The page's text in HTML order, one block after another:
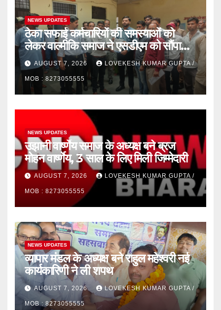
NEWS UPDATES
ठेका सफाई कर्मचारियों की समस्याओं को
लेकर वाल्मीकि समाज ने एसडीएम को सौंपा
ज्ञापन
AUGUST 7, 2026 LOVEKESH KUMAR GUPTA /
MOB : 8273055555
NEWS UPDATES
उझानी वार्ष्णेय समाज के अध्यक्ष बने ब्रज
मोहन वार्ष्णेय, 3 साल के लिए मिली जिम्मेदारी
AUGUST 7, 2026 LOVEKESH KUMAR GUPTA /
MOB : 8273055555
NEWS UPDATES
व्यापार मंडल के अध्यक्ष बने राहुल महेश्वरी नई
कार्यकारिणी ने ली शपथ
AUGUST 7, 2026 LOVEKESH KUMAR GUPTA /
MOB : 8273055555